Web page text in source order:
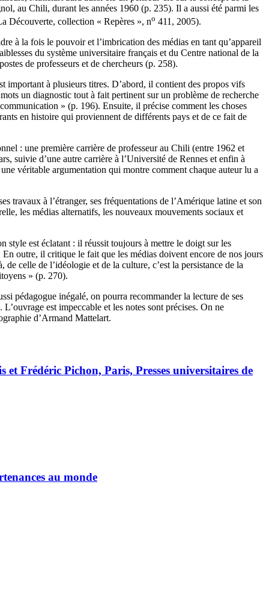
au Chili, durant les années 1960 (p. 235). Il a aussi été parmi les
Découverte, collection « Repères », no 411, 2005).
à la fois le pouvoir et l’imbrication des médias en tant qu’appareil
du système universitaire français et du Centre national de la
de professeurs et de chercheurs (p. 258).
important à plusieurs titres. D’abord, il contient des propos vifs
un diagnostic tout à fait pertinent sur un problème de recherche
» (p. 196). Ensuite, il précise comment les choses
en histoire qui proviennent de différents pays et de ce fait de
: une première carrière de professeur au Chili (entre 1962 et
suivie d’une autre carrière à l’Université de Rennes et enfin à
véritable argumentation qui montre comment chaque auteur lu a
travaux à l’étranger, ses fréquentations de l’Amérique latine et son
les médias alternatifs, les nouveaux mouvements sociaux et
style est éclatant : il réussit toujours à mettre le doigt sur les
outre, il critique le fait que les médias doivent encore de nos jours
celle de l’idéologie et de la culture, c’est la persistance de la
» (p. 270).
pédagogue inégalé, on pourra recommander la lecture de ses
est impeccable et les notes sont précises. On ne
d’Armand Mattelart.
et Frédéric Pichon, Paris, Presses universitaires de
au monde